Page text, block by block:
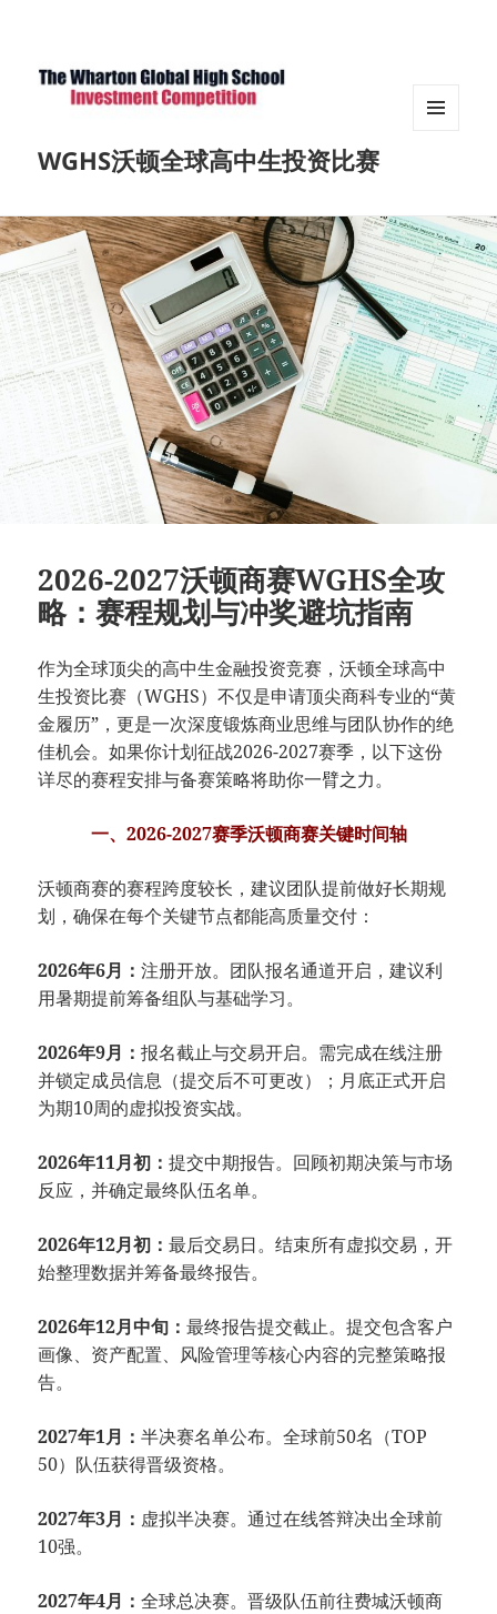
WGHS沃顿全球高中生投资比赛
2026-2027沃顿商赛WGHS全攻
略：赛程规划与冲奖避坑指南
作为全球顶尖的高中生金融投资竞赛，沃顿全球高中
生投资比赛（WGHS）不仅是申请顶尖商科专业的“黄
金履历”，更是一次深度锻炼商业思维与团队协作的绝
佳机会。如果你计划征战2026-2027赛季，以下这份
详尽的赛程安排与备赛策略将助你一臂之力。
一、2026-2027赛季沃顿商赛关键时间轴
沃顿商赛的赛程跨度较长，建议团队提前做好长期规
划，确保在每个关键节点都能高质量交付：
2026年6月：注册开放。团队报名通道开启，建议利
用暑期提前筹备组队与基础学习。
2026年9月：报名截止与交易开启。需完成在线注册
并锁定成员信息（提交后不可更改）；月底正式开启
为期10周的虚拟投资实战。
2026年11月初：提交中期报告。回顾初期决策与市场
反应，并确定最终队伍名单。
2026年12月初：最后交易日。结束所有虚拟交易，开
始整理数据并筹备最终报告。
2026年12月中旬：最终报告提交截止。提交包含客户
画像、资产配置、风险管理等核心内容的完整策略报
告。
2027年1月：半决赛名单公布。全球前50名（TOP
50）队伍获得晋级资格。
2027年3月： 虚拟半决赛。通过在线答辩决出全球前
10强。
2027年4月：全球总决赛。晋级队伍前往费城沃顿商